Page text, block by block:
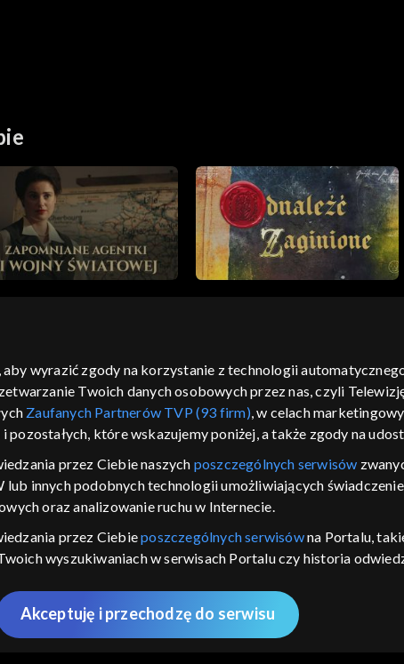
SIĘ SPOZA POLSKI
to Stany Zjednoczone ,
tytułów na platformie TVP
możesz obejrzeć.
SPRAWDŹ
prywatności moje zgody pomoc kontakt
wyrazić zgody na korzystanie z technologii
Twoich danych osobowych przez nas, czyli
Zaufanych Partnerów TVP (93 firm), w celach
pozostałych, które wskazujemy poniżej, a także zgody na
przez Ciebie naszych poszczególnych serwisów
innych podobnych technologii umożliwiających
oraz analizowanie ruchu w Internecie.
przez Ciebieposzczególnych serwisówna Portalu,
wyszukiwaniach w serwisach Portalu czy historia
profilu spersonalizowanych reklam, tworzenia profilu
stosowania badań rynkowych w celu generowania opinii
błędów, technicznego dostarczania reklam lub treści,
Akceptuję i przechodzę do serwisu